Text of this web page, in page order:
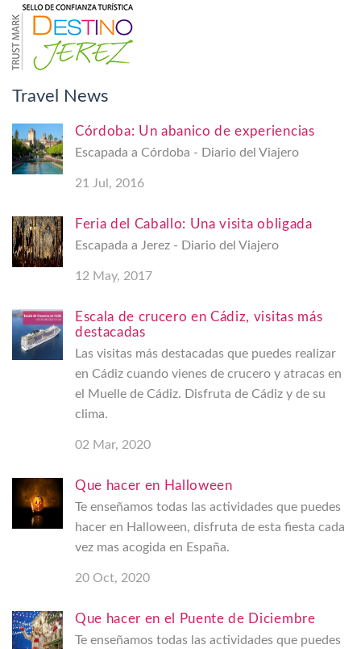
Travel News
Córdoba: Un abanico de experiencias
Escapada a Córdoba - Diario del Viajero
21 Jul, 2016
Feria del Caballo: Una visita obligada
Escapada a Jerez - Diario del Viajero
12 May, 2017
Escala de crucero en Cádiz, visitas más
destacadas
Las visitas más destacadas que puedes realizar
en Cádiz cuando vienes de crucero y atracas en
el Muelle de Cádiz. Disfruta de Cádiz y de su
clima.
02 Mar, 2020
Que hacer en Halloween
Te enseñamos todas las actividades que puedes
hacer en Halloween, disfruta de esta fiesta cada
vez mas acogida en España.
20 Oct, 2020
Que hacer en el Puente de Diciembre
Te enseñamos todas las actividades que puedes